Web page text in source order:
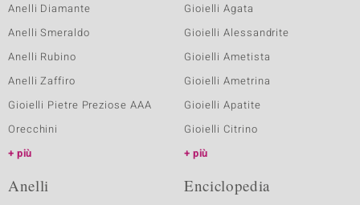
Anelli Diamante
Anelli Smeraldo
Anelli Rubino
Anelli Zaffiro
Gioielli Pietre Preziose AAA
Orecchini
più
Gioielli Agata
Gioielli Alessandrite
Gioielli Ametista
Gioielli Ametrina
Gioielli Apatite
Gioielli Citrino
più
Anelli Enciclopedia